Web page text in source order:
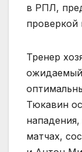
в РПЛ,
проверкой
Тренер
Тюкавин
матчах,